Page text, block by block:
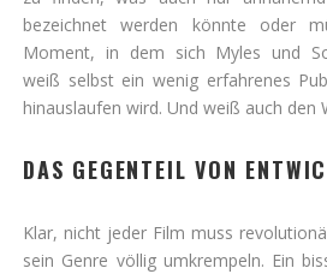
bezeichnet werden könnte oder
Moment, in dem sich Myles und
weiß selbst ein wenig erfahrenes
hinauslaufen wird. Und weiß auch den
DAS GEGENTEIL VON
Klar, nicht jeder Film muss
sein Genre völlig umkrempeln. Ein